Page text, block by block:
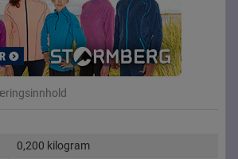
0,200 kilogram